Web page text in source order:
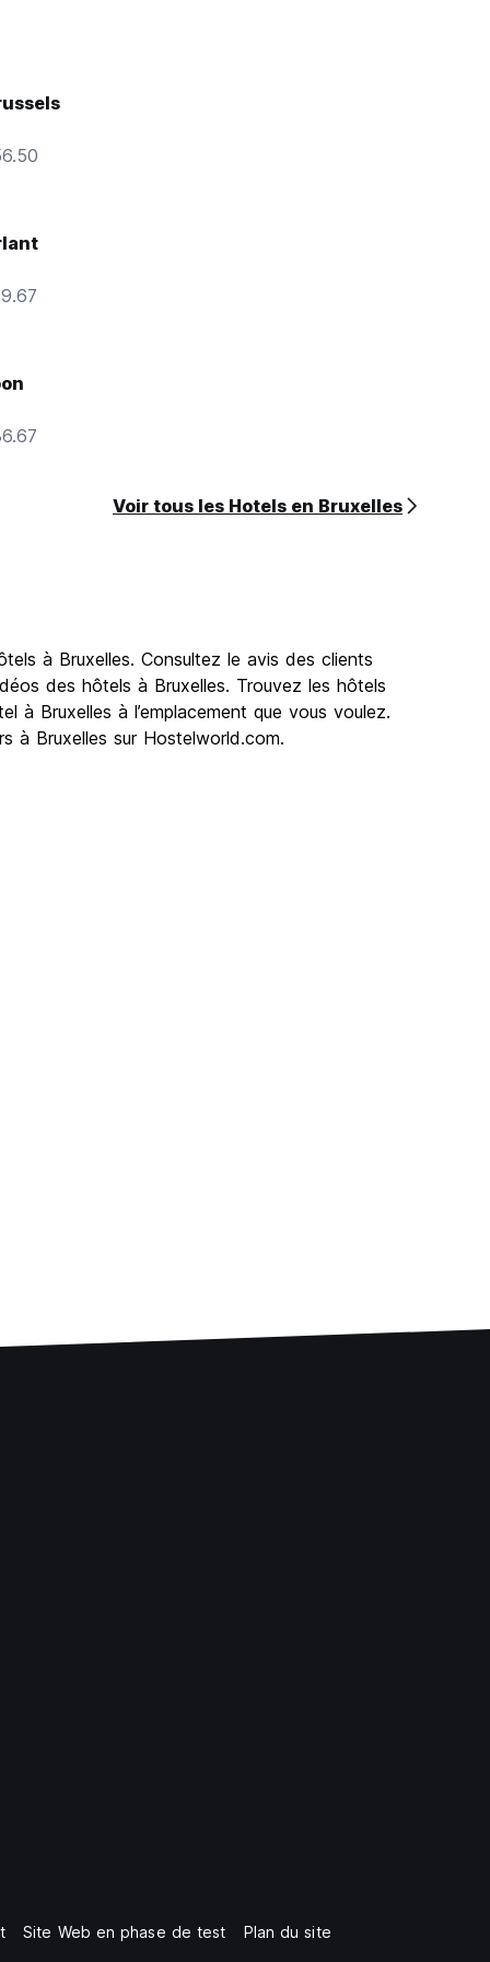
Voir tous les Hotels en Bruxelles
à Bruxelles. Consultez le avis des clients
des hôtels à Bruxelles. Trouvez les hôtels
à Bruxelles à l’emplacement que vous voulez.
à Bruxelles sur Hostelworld.com.
Site Web en phase de test Plan du site